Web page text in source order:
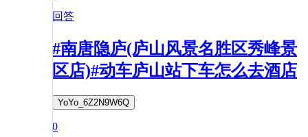
回答
#南唐隐庐(庐山风景名胜区秀峰景
区店)#动车庐山站下车怎么去酒店
YoYo_6Z2N9W6Q
0